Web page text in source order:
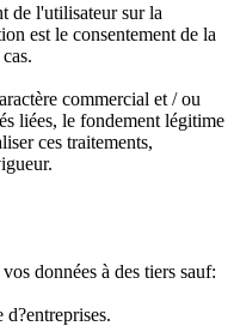
de l'utilisateur sur la
est le consentement de la
commercial et / ou
liées, le fondement légitime
ces traitements,
données à des tiers sauf:
d?entreprises.